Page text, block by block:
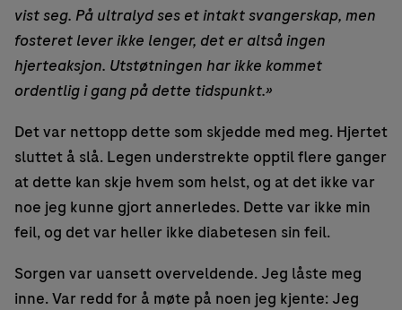
vist seg. På ultralyd ses et intakt svangerskap, men
fosteret lever ikke lenger, det er altså ingen
hjerteaksjon. Utstøtningen har ikke kommet
ordentlig i gang på dette tidspunkt.»
Det var nettopp dette som skjedde med meg. Hjertet
sluttet å slå. Legen understrekte opptil flere ganger
at dette kan skje hvem som helst, og at det ikke var
noe jeg kunne gjort annerledes. Dette var ikke min
feil, og det var heller ikke diabetesen sin feil.
Sorgen var uansett overveldende. Jeg låste meg
inne. Var redd for å møte på noen jeg kjente: Jeg